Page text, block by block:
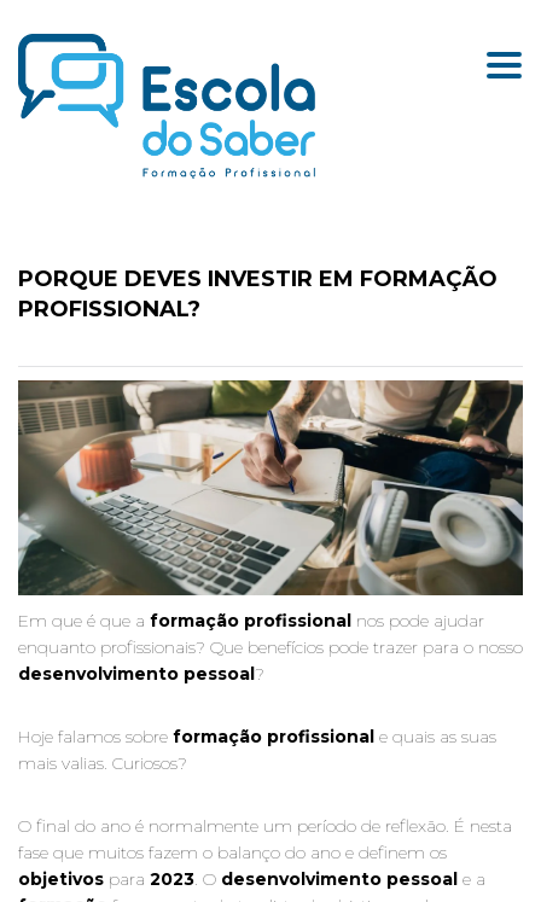
PORQUE DEVES INVESTIR EM FORMAÇÃO
PROFISSIONAL?
Em que é que a formação profissional nos pode ajudar
enquanto profissionais? Que benefícios pode trazer para o nosso
desenvolvimento pessoal ?
Hoje falamos sobre formação profissional e quais as suas
mais valias. Curiosos?
O final do ano é normalmente um período de reflexão. É nesta
fase que muitos fazem o balanço do ano e definem os
objetivos para 2023. O desenvolvimento pessoal e a